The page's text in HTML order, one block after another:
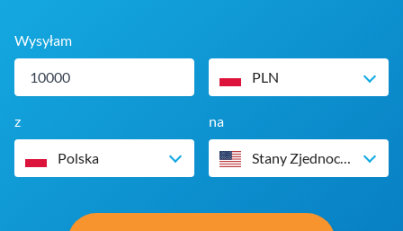
Wysyłam
PLN
z
Polska
na
Stany Zjednoczone